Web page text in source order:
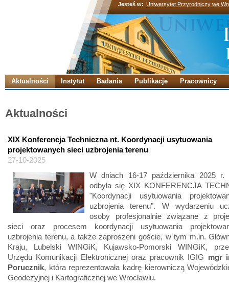
Jesteś w: Uniwersytet Przyrodniczy we
Aktualności Instytut Badania Publikacje Pracownicy
Aktualności
XIX Konferencja Techniczna nt. Koordynacji usytuowania
projektowanych sieci uzbrojenia terenu
27-10-2025
W dniach 16-17 października 2025 r.
odbyła się XIX KONFERENCJA
"Koordynacji usytuowania
uzbrojenia terenu". W wydarzeniu
osoby profesjonalnie związane z
sieci oraz procesem koordynacji usytuowania
uzbrojenia terenu, a także zaproszeni goście, w tym m.in.
Kraju, Lubelski WINGiK, Kujawsko-Pomorski WINGiK,
Urzędu Komunikacji Elektronicznej oraz pracownik IGIG mgr
Porucznik, która reprezentowała kadrę kierowniczą
Geodezyjnej i Kartograficznej we Wrocławiu.